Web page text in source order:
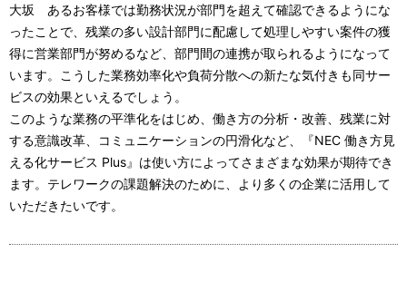
大坂 あるお客様では勤務状況が部門を超えて確認できるようにな
ったことで、残業の多い設計部門に配慮して処理しやすい案件の獲
得に営業部門が努めるなど、部門間の連携が取られるようになって
います。こうした業務効率化や負荷分散への新たな気付きも同サー
ビスの効果といえるでしょう。
このような業務の平準化をはじめ、働き方の分析・改善、残業に対
する意識改革、コミュニケーションの円滑化など、『NEC 働き方見
える化サービス Plus』は使い方によってさまざまな効果が期待でき
ます。テレワークの課題解決のために、より多くの企業に活用して
いただきたいです。